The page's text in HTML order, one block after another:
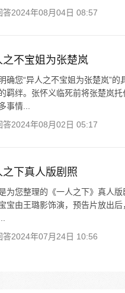
答2024年08月04日 08:57
之不宝姐为张楚岚
确您“异人之不宝姐为张楚岚”
羁绊。张怀义临死前将张楚岚
事情...
答2024年08月02日 05:17
之下真人版剧照
为您整理的《一人之下》真人
宝由王璐影饰演，预告片放出
答2024年07月24日 10:56